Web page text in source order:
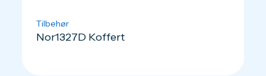
Tilbehør
Nor1327D Koffert